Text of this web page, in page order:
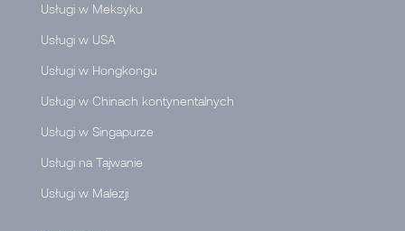
Usługi w Meksyku
Usługi w USA
Usługi w Hongkongu
Usługi w Chinach kontynentalnych
Usługi w Singapurze
Usługi na Tajwanie
Usługi w Malezji